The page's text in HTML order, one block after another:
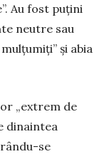
Au fost puțini
neutre sau
și abia
„extrem de
dinaintea
se